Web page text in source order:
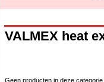
VALMEX heat
Geen producten in deze categorie.